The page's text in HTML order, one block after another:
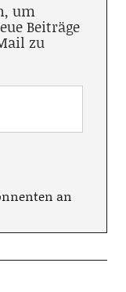
um
Beiträge
zu
an